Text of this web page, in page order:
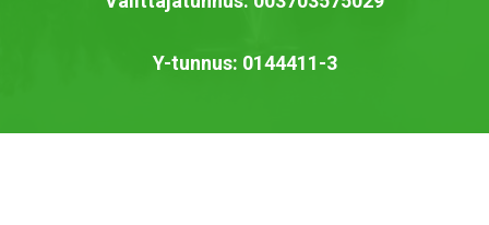
Y-tunnus: 0144411-3